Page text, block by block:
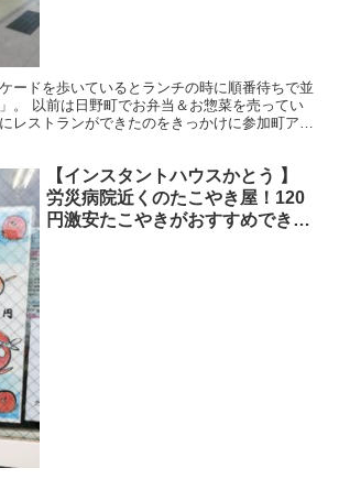
ードを歩いているとランチの時に順番待ちで並
。 以前は日野町でお弁当＆お惣菜を売ってい
レストランができたのをきっかけに参加町アー
【インスタントハウスかとう 】
労災病院近くのたこやき屋！120
円激安たこやきがおすすめできる